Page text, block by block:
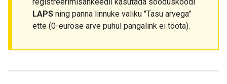
LAPS ning panna linnuke valiku "Tasu arvega"
ette (0-eurose arve puhul pangalink ei tööta).